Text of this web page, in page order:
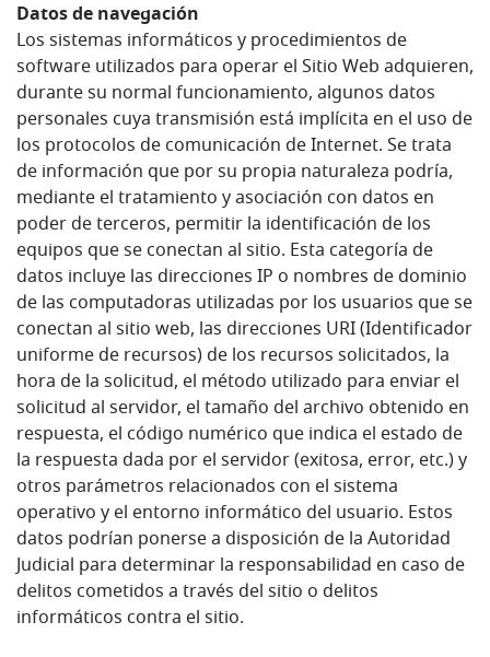
Datos de navegación
Los sistemas informáticos y procedimientos de
software utilizados para operar el Sitio Web adquieren,
durante su normal funcionamiento, algunos datos
personales cuya transmisión está implícita en el uso de
los protocolos de comunicación de Internet. Se trata
de información que por su propia naturaleza podría,
mediante el tratamiento y asociación con datos en
poder de terceros, permitir la identificación de los
equipos que se conectan al sitio. Esta categoría de
datos incluye las direcciones IP o nombres de dominio
de las computadoras utilizadas por los usuarios que se
conectan al sitio web, las direcciones URI (Identificador
uniforme de recursos) de los recursos solicitados, la
hora de la solicitud, el método utilizado para enviar el
solicitud al servidor, el tamaño del archivo obtenido en
respuesta, el código numérico que indica el estado de
la respuesta dada por el servidor (exitosa, error, etc.) y
otros parámetros relacionados con el sistema
operativo y el entorno informático del usuario. Estos
datos podrían ponerse a disposición de la Autoridad
Judicial para determinar la responsabilidad en caso de
delitos cometidos a través del sitio o delitos
informáticos contra el sitio.